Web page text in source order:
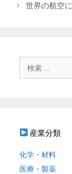
ー
ョ
世界の航空
産業分類
化学・材料
医療・製薬